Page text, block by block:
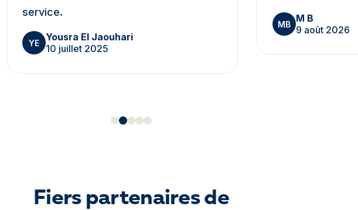
service.
YE
Yousra El Jaouhari
10 juillet 2025
MB M B
9 août 2026
Fiers partenaires de